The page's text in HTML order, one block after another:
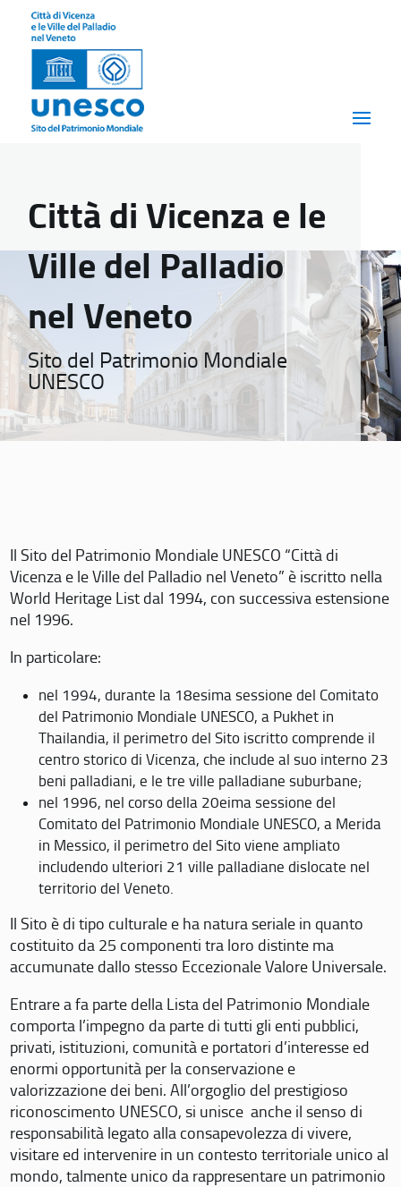
Città di Vicenza e le
Ville del Palladio
nel Veneto
Sito del Patrimonio Mondiale
UNESCO
Il Sito del Patrimonio Mondiale UNESCO “Città di
Vicenza e le Ville del Palladio nel Veneto” è iscritto nella
World Heritage List dal 1994, con successiva estensione
nel 1996.
In particolare:
nel 1994, durante la 18esima sessione del Comitato
del Patrimonio Mondiale UNESCO, a Pukhet in
Thailandia, il perimetro del Sito iscritto comprende il
centro storico di Vicenza, che include al suo interno 23
beni palladiani, e le tre ville palladiane suburbane;
nel 1996, nel corso della 20eima sessione del
Comitato del Patrimonio Mondiale UNESCO, a Merida
in Messico, il perimetro del Sito viene ampliato
includendo ulteriori 21 ville palladiane dislocate nel
territorio del Veneto.
Il Sito è di tipo culturale e ha natura seriale in quanto
costituito da 25 componenti tra loro distinte ma
accumunate dallo stesso Eccezionale Valore Universale.
Entrare a fa parte della Lista del Patrimonio Mondiale
comporta l’impegno da parte di tutti gli enti pubblici,
privati, istituzioni, comunità e portatori d’interesse ed
enormi opportunità per la conservazione e
valorizzazione dei beni. All’orgoglio del prestigioso
riconoscimento UNESCO, si unisce anche il senso di
responsabilità legato alla consapevolezza di vivere,
visitare ed intervenire in un contesto territoriale unico al
mondo, talmente unico da rappresentare un patrimonio